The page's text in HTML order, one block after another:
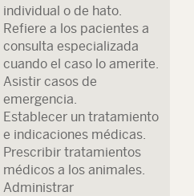
individual o de hato.
Refiere a los pacientes a
consulta especializada
cuando el caso lo amerite.
Asistir casos de
emergencia.
Establecer un tratamiento
e indicaciones médicas.
Prescribir tratamientos
médicos a los animales.
Administrar